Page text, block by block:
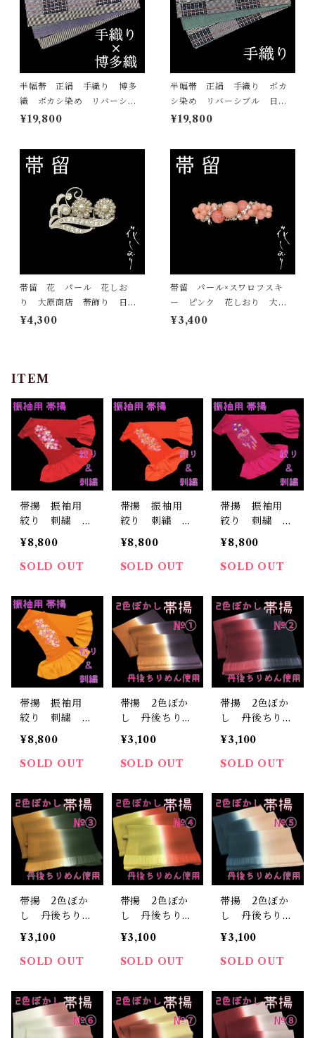
半幅帯 正絹 手織り 博多
織 ボカシ染め リバーシブ
ル 日本製 小袋帯 半巾帯
¥19,800
半幅帯 正絹 手織り ボカ
シ染め リバーシブル 日本
製 小袋帯 半巾帯
¥19,800
帯留 花 パール 花しお
り 大原商店 帯飾り 日本
製 和装小物
¥4,300
帯留 パール×スワロフスキ
ー ピンク 花しおり 大原
商店 帯飾り 日本製 和装
¥3,400
ITEM
帯揚 振袖用
絞り 刺繍
赤 正絹 日本
製 着物 ふり
そで ママ振
¥8,800
SOLD OUT
帯揚 振袖用
絞り 刺繍 オ
レンジ 正絹
日本製 着物
ふりそで ママ
¥8,800
SOLD OUT
帯揚 振袖用
絞り 刺繍 赤
紫 正絹 日本
製 着物 ふり
そで ママ振
¥8,800
SOLD OUT
帯揚 振袖用
絞り 刺繍 山
吹色 正絹 日
本製 着物 ふ
りそで ママ
¥8,800
SOLD OUT
帯揚 2色ぼか
し 丹後ちりめ
ん 正絹 日本
製 和装小物
おしゃれ おび
め分け 2トー
ン （1）
¥3,100
SOLD OUT
帯揚 2色ぼか
し 丹後ちりめ
ん 正絹 日本
製 和装小物
おしゃれ おび
め分け 2トー
ン （2）
¥3,100
SOLD OUT
帯揚 2色ぼか
し 丹後ちりめ
ん 正絹 日本
製 和装小物
おしゃれ おび
め分け 2トー
ン （3）
¥3,100
SOLD OUT
帯揚 2色ぼか
し 丹後ちりめ
ん 正絹 日本
製 和装小物
おしゃれ おび
め分け 2トー
ン （4）
¥3,100
SOLD OUT
帯揚 2色ぼか
し 丹後ちりめ
ん 正絹 日本
製 和装小物
おしゃれ おび
め分け 2トー
ン （5）
¥3,100
SOLD OUT